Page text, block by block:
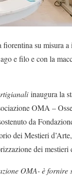
su misura
e filo e con la
inaugura la
OMA –
da
dei Mestieri
dei mestieri
OMA- è fornire